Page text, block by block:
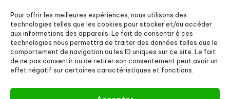
Pour offrir les meilleures expériences, nous utilisons des
technologies telles que les cookies pour stocker et/ou accéder
aux informations des appareils. Le fait de consentir à ces
technologies nous permettra de traiter des données telles que le
comportement de navigation ou les ID uniques sur ce site. Le fait
de ne pas consentir ou de retirer son consentement peut avoir un
effet négatif sur certaines caractéristiques et fonctions.
Ouverture : 8h00 à 17h30
Du lundi au vendredi